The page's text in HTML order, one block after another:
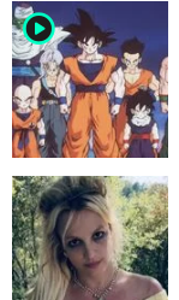
player2